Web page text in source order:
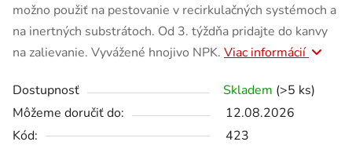
možno použiť na pestovanie v recirkulačných systémoch a
na inertných substrátoch. Od 3. týždňa pridajte do kanvy
na zalievanie. Vyvážené hnojivo NPK. Viac informácií
Dostupnosť Skladem (>5 ks)
Môžeme doručiť do:
12.08.2026
Kód:
423